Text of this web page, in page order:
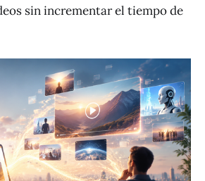
sin incrementar el tiempo de